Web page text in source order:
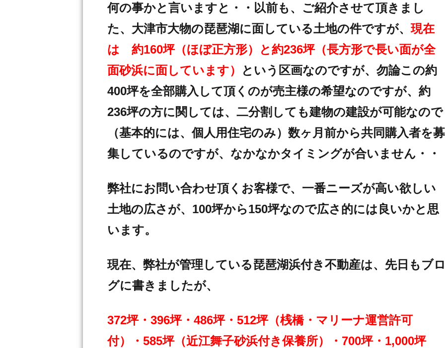
何の事かと言いますと・・以前も、ご紹介させて頂きまし
た、大津市大物の琵琶湖に面している土地の件ですが、現在
は 約160坪（ほぼ正方形）と約236坪（長方形で長い面が全
面砂浜に面しています）
という区画なのですが、勿論この約
400坪を全部購入して頂くのが売主様の希望なのですが、約
236坪の方に関しては、二分割しても建物の建設が可能なので
（基本的には、個人用住宅のみ）数ヶ月前から共同購入者を募
集しているのですが、なかなかタイミングが合いません・・
弊社にお問い合わせ頂くお客様で、一番ニーズが高い欲しい
土地の広さが、100坪から150坪なので広さ的には良いかと思
います。
現在、弊社が管理している琵琶湖浜付き不動産は、先日もブ
グに書きましたが、
372坪・396坪・486坪・512坪（桟橋・マリーナ運営許可
付）・585坪（近江舞子砂浜付き保養所）・700坪・1,000坪